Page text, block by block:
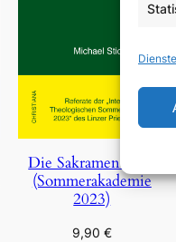
Die Sakramentalien
(Sommerakademie
2023)
9,90 €